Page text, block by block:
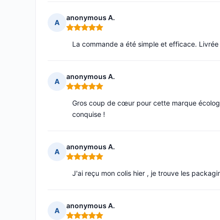
A
anonymous A.
Note : 5 sur 5
La commande a été simple et efficace.
A
anonymous A.
Note : 5 sur 5
Gros coup de cœur pour cette marque
conquise !
A
anonymous A.
Note : 5 sur 5
J'ai reçu mon colis hier , je trouve les
A
anonymous A.